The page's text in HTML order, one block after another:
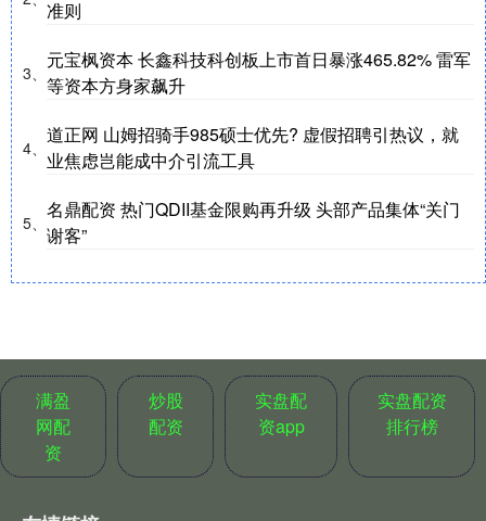
准则
3、
元宝枫资本 长鑫科技科创板上市首日暴涨465.82% 雷军
等资本方身家飙升
4、
道正网 山姆招骑手985硕士优先? 虚假招聘引热议，就
业焦虑岂能成中介引流工具
5、
名鼎配资 热门QDII基金限购再升级 头部产品集体“关门
谢客”
满盈
网配
资
炒股
配资
实盘配
资app
实盘配资
排行榜